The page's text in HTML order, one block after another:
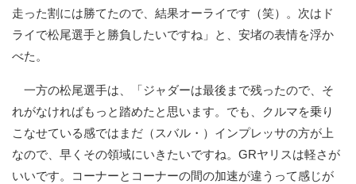
走った割には勝てたので、結果オーライです（笑）。次はド
ライで松尾選手と勝負したいですね」と、安堵の表情を浮か
べた。
一方の松尾選手は、「ジャダーは最後まで残ったので、そ
れがなければもっと踏めたと思います。でも、クルマを乗り
こなせている感ではまだ（スバル・）インプレッサの方が上
なので、早くその領域にいきたいですね。GRヤリスは軽さが
いいです。コーナーとコーナーの間の加速が違うって感じが